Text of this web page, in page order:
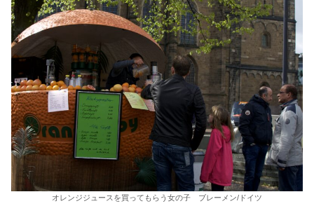
オレンジジュースを買ってもらう女の子 ブレーメン/ドイツ